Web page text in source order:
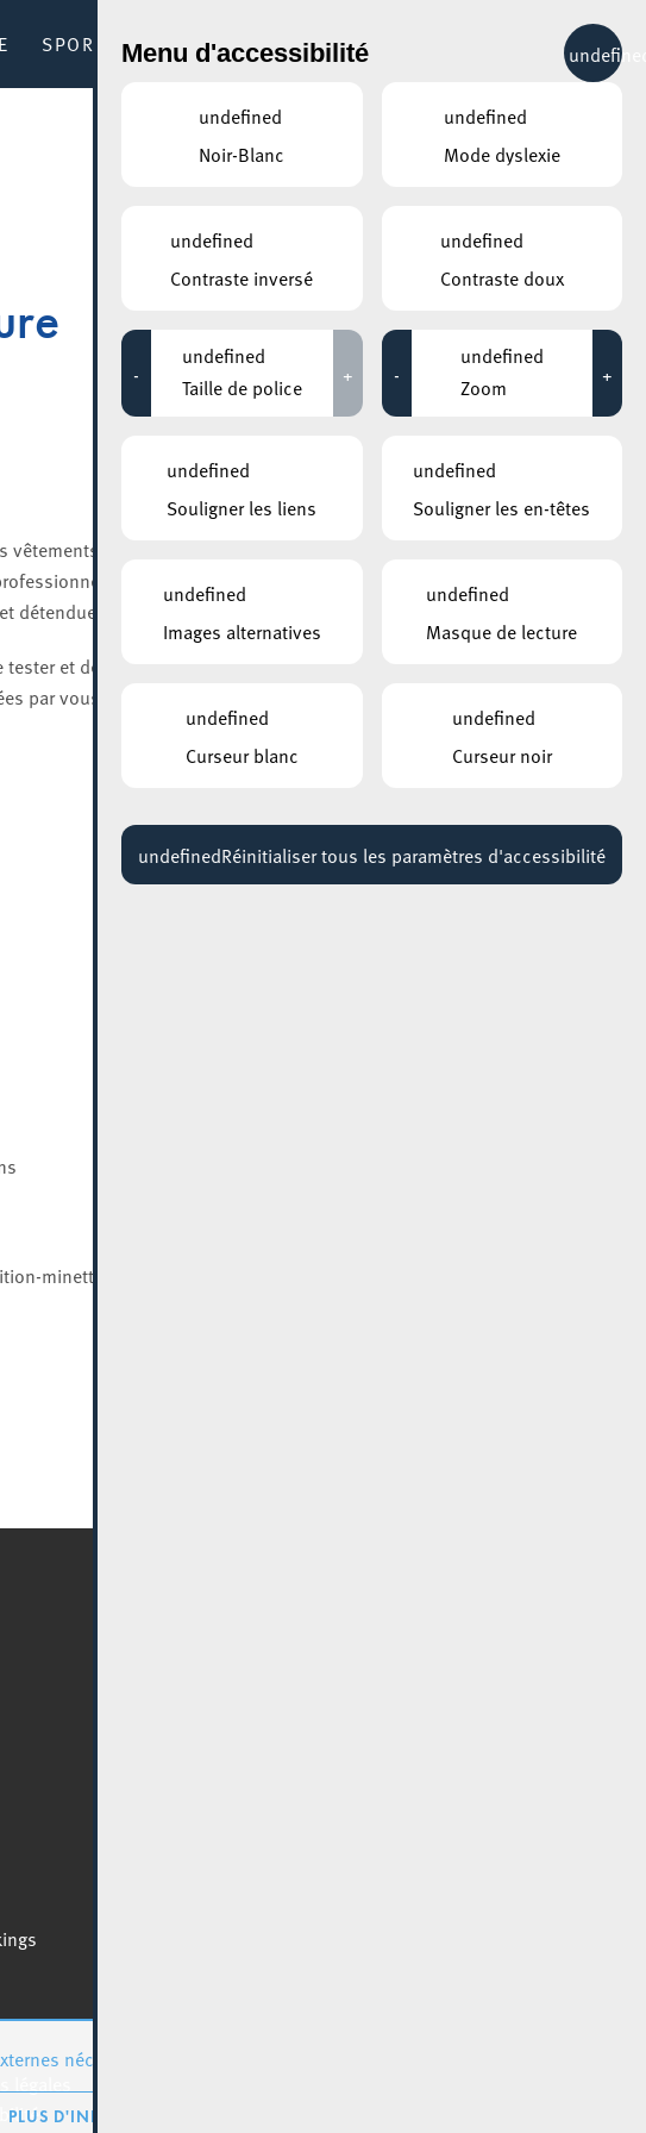
SPORT & RÉCRÉATION MOBILITÉ
?
détendue.
et de
par vous-
minett.lu
AUTRES ÉVÉNEMENTS
11:00 - 17:00
MUSÉE NATIONAL DE LA RÉSISTANCE
RECONSTRUCTION
WORKSHOPS
14:00 - 18:00
AUTRES ÉVÉNEMENTS
SIMILAIRES
ELTERECAFÉ – CAFÉ DES PARENTS
(ESCH-BELVAL)
11 juillet 2026
10°C
Menu d'accessibilité
undefined
Noir-Blanc
undefined
Mode dyslexie
undefined
Contraste inversé
undefined
Contraste doux
-
undefined
Taille de police
+ -
undefined
Zoom
+
undefined
Souligner les liens
undefined
Souligner les en-têtes
undefined
Images alternatives
undefined
Masque de lecture
undefined
Curseur blanc
undefined
Curseur noir
undefinedRéinitialiser tous les paramètres d'accessibilité
nécessitent votre autorisation pour fonctionner.
PLUS D'INFORMATION